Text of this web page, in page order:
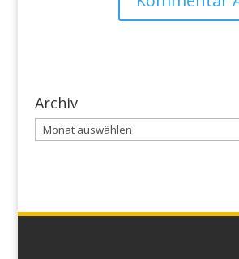
Archiv
Archiv